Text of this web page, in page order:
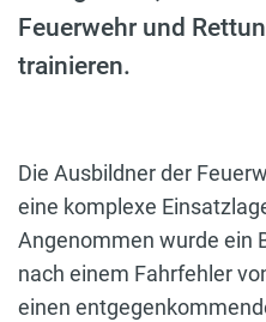
Feuerwehr und
trainieren.
Die Ausbildner der
eine komplexe
Angenommen wurde ein
nach einem Fahrfehler
einen